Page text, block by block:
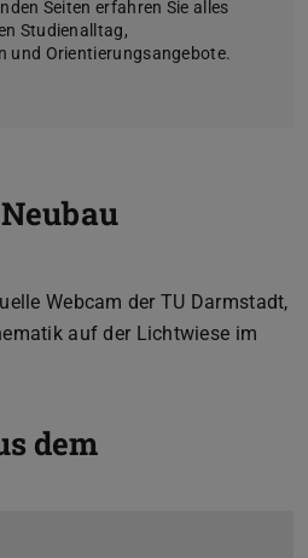
Seiten erfahren Sie alles
Studienalltag,
und Orientierungsangebote.
Webcam der TU Darmstadt,
auf der Lichtwiese im
dem